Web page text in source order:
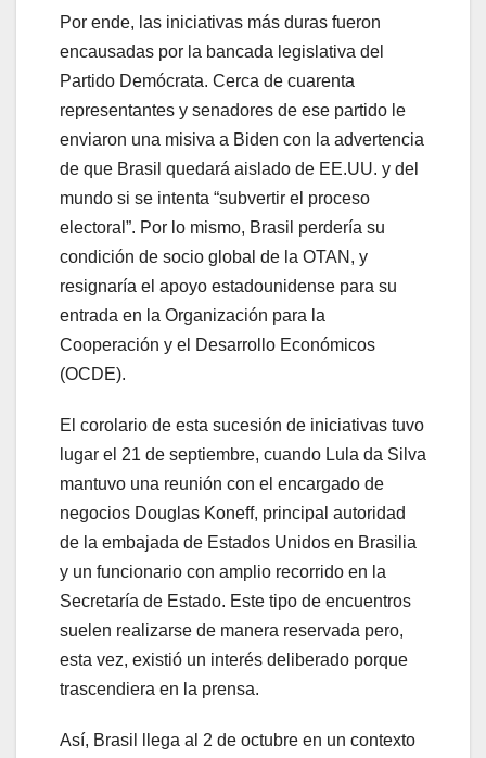
Por ende, las iniciativas más duras fueron
encausadas por la bancada legislativa del
Partido Demócrata. Cerca de cuarenta
representantes y senadores de ese partido le
enviaron una misiva a Biden con la advertencia
de que Brasil quedará aislado de EE.UU. y del
mundo si se intenta “subvertir el proceso
electoral”. Por lo mismo, Brasil perdería su
condición de socio global de la OTAN, y
resignaría el apoyo estadounidense para su
entrada en la Organización para la
Cooperación y el Desarrollo Económicos
(OCDE).
El corolario de esta sucesión de iniciativas tuvo
lugar el 21 de septiembre, cuando Lula da Silva
mantuvo una reunión con el encargado de
negocios Douglas Koneff, principal autoridad
de la embajada de Estados Unidos en Brasilia
y un funcionario con amplio recorrido en la
Secretaría de Estado. Este tipo de encuentros
suelen realizarse de manera reservada pero,
esta vez, existió un interés deliberado porque
trascendiera en la prensa.
Así, Brasil llega al 2 de octubre en un contexto